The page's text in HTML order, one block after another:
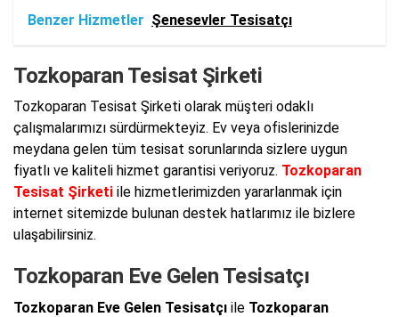
Benzer Hizmetler Şenesevler Tesisatçı
Tozkoparan Tesisat Şirketi
Tozkoparan Tesisat Şirketi olarak müşteri odaklı
çalışmalarımızı sürdürmekteyiz. Ev veya ofislerinizde
meydana gelen tüm tesisat sorunlarında sizlere uygun
fiyatlı ve kaliteli hizmet garantisi veriyoruz. Tozkoparan
Tesisat Şirketi ile hizmetlerimizden yararlanmak için
internet sitemizde bulunan destek hatlarımız ile bizlere
ulaşabilirsiniz.
Tozkoparan Eve Gelen Tesisatçı
Tozkoparan Eve Gelen Tesisatçı ile Tozkoparan